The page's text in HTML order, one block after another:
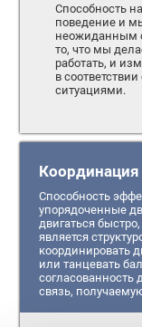
Способность
поведение и
неожиданным
то, что мы
работать, и
в
ситуациями.
Координация
Способность
упорядоченные
двигаться
является
координировать
или танцевать
согласованность
связь,